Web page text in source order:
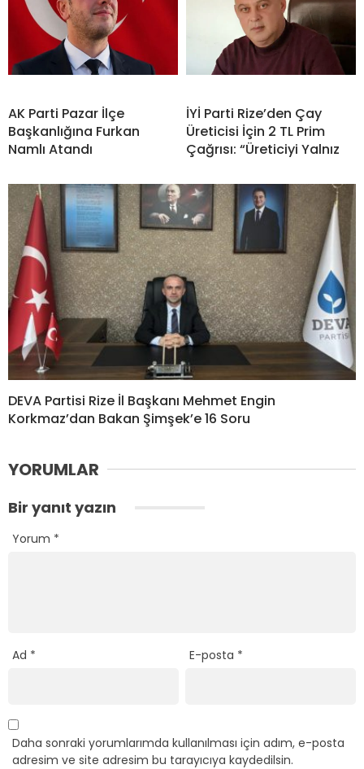
AK Parti Pazar İlçe
Başkanlığına Furkan
Namlı Atandı
İYİ Parti Rize’den Çay
Üreticisi İçin 2 TL Prim
Çağrısı: “Üreticiyi Yalnız
DEVA Partisi Rize İl Başkanı Mehmet Engin
Korkmaz’dan Bakan Şimşek’e 16 Soru
YORUMLAR
Bir yanıt yazın
Yorum *
Ad * E-posta *
Daha sonraki yorumlarımda kullanılması için adım, e-posta
adresim ve site adresim bu tarayıcıya kaydedilsin.